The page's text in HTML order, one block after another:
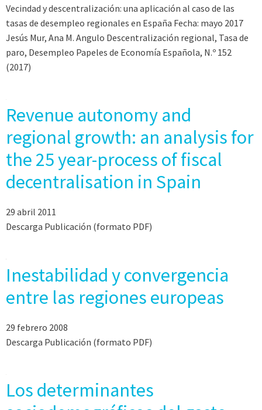
Vecindad y descentralización: una aplicación al caso de las
tasas de desempleo regionales en España Fecha: mayo 2017
Jesús Mur, Ana M. Angulo Descentralización regional, Tasa de
paro, Desempleo Papeles de Economía Española, N.º 152
(2017)
Revenue autonomy and
regional growth: an analysis for
the 25 year-process of fiscal
decentralisation in Spain
29 abril 2011
Descarga Publicación (formato PDF)
Inestabilidad y convergencia
entre las regiones europeas
29 febrero 2008
Descarga Publicación (formato PDF)
Los determinantes